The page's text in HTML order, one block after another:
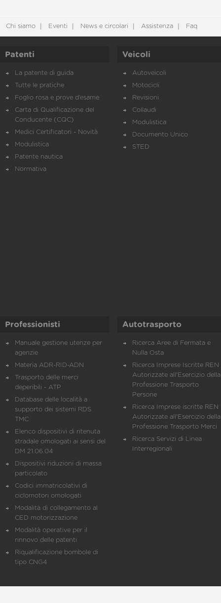
Chi siamo Eventi News e circolari Assistenza Faq
Patenti
La patente di guida
Tutte le pratiche
Foglio rosa e prove d’esame
Carta di Qualificazione del
Conducente (CQC)
Medici Certificatori - Novità
Modulistica
Patente nautica
Normativa
Veicoli
Autoveicoli
Motocicli
Revisioni
Collaudi
Modulistica
Documento Unico
STED
Professionisti
Manuale gestione utenze per
agenzie
Materia ADR-RID-ADN
Trasporto delle merci
deperibili - ATP
Database delle località a
supporto dei sistemi RDS
TMC
Elenco dispositivi di ritenuta
stradale omologati ai sensi del
DM 21.06.04
Dispositivi riduzioni di massa
particolato
Codici immatricolativi di
ciclomotori omologati
Modalità di collegamento al
CED motorizzazione
Modalità operative per il
rinnovo delle patenti
Riqualificazione bombole di
tipo CNG4
Autotrasporto
Ricerca Aree di Fermata e
Nulla Osta
Ricerca Imprese Iscritte REN
Autorizzate all'Esercizio della
Professione Trasporto
Persone
Ricerca Imprese iscritte REN
Autorizzate all'Esercizio della
Professione Trasporto Merci
Ricerca Servizi di Linea
Interregionali